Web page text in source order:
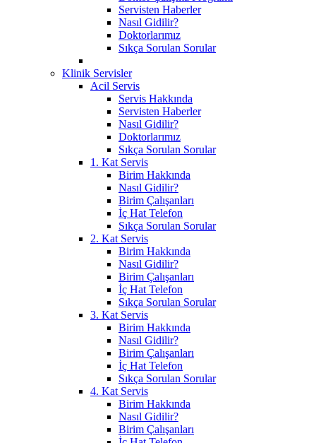
Servisten Haberler
Nasıl Gidilir?
Doktorlarımız
Sıkça Sorulan Sorular
Klinik Servisler
Acil Servis
Servis Hakkında
Servisten Haberler
Nasıl Gidilir?
Doktorlarımız
Sıkça Sorulan Sorular
1. Kat Servis
Birim Hakkında
Nasıl Gidilir?
Birim Çalışanları
İç Hat Telefon
Sıkça Sorulan Sorular
2. Kat Servis
Birim Hakkında
Nasıl Gidilir?
Birim Çalışanları
İç Hat Telefon
Sıkça Sorulan Sorular
3. Kat Servis
Birim Hakkında
Nasıl Gidilir?
Birim Çalışanları
İç Hat Telefon
Sıkça Sorulan Sorular
4. Kat Servis
Birim Hakkında
Nasıl Gidilir?
Birim Çalışanları